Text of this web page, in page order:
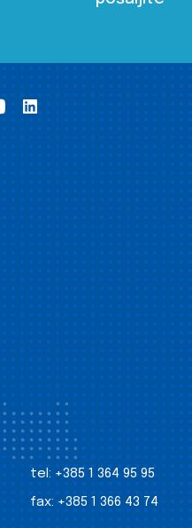
tel: +385 1 364 95 95
fax: +385 1 366 43 74